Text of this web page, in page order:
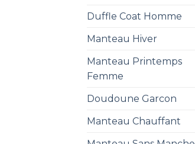
Duffle Coat Homme
Manteau Hiver
Manteau Printemps
Femme
Doudoune Garcon
Manteau Chauffant